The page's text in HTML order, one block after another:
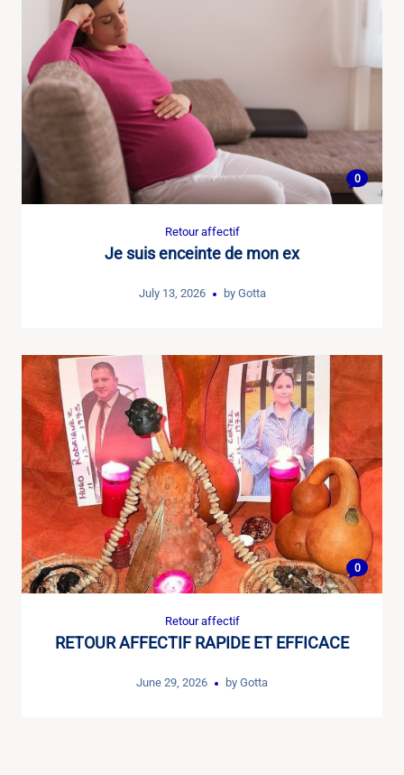
0
Retour affectif
Je suis enceinte de mon ex
July 13, 2026 by Gotta
0
Retour affectif
RETOUR AFFECTIF RAPIDE ET EFFICACE
June 29, 2026 by Gotta